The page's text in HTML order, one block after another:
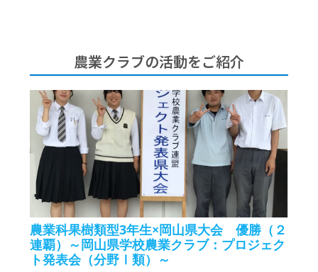
農業クラブの活動をご紹介
農業科果樹類型3年生×岡山県大会 優勝（２
連覇）～岡山県学校農業クラブ：プロジェク
ト発表会（分野Ⅰ類）～